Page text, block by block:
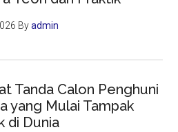
Byadmin
Tanda Calon Penghuni
yang Mulai Tampak
di Dunia